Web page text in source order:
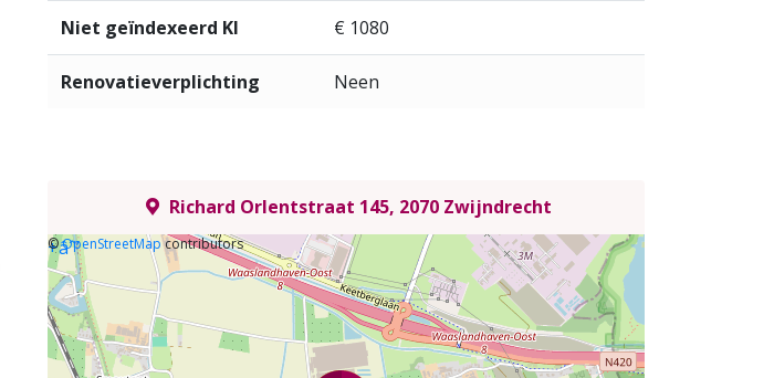
Niet geïndexeerd KI € 1080
Renovatieverplichting Neen
Richard Orlentstraat 145, 2070 Zwijndrecht
+âˆ’
©OpenStreetMapcontributors